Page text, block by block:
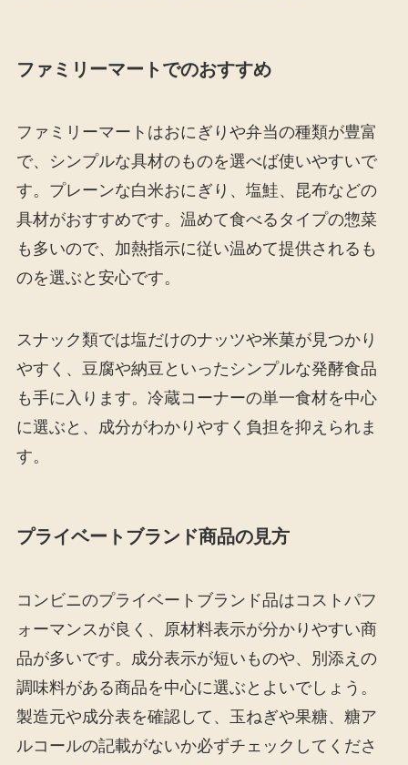
ファミリーマートでのおすすめ
ファミリーマートはおにぎりや弁当の種類が豊富
で、シンプルな具材のものを選べば使いやすいで
す。プレーンな白米おにぎり、塩鮭、昆布などの
具材がおすすめです。温めて食べるタイプの惣菜
も多いので、加熱指示に従い温めて提供されるも
のを選ぶと安心です。
スナック類では塩だけのナッツや米菓が見つかり
やすく、豆腐や納豆といったシンプルな発酵食品
も手に入ります。冷蔵コーナーの単一食材を中心
に選ぶと、成分がわかりやすく負担を抑えられま
す。
プライベートブランド商品の見方
コンビニのプライベートブランド品はコストパフ
ォーマンスが良く、原材料表示が分かりやすい商
品が多いです。成分表示が短いものや、別添えの
調味料がある商品を中心に選ぶとよいでしょう。
製造元や成分表を確認して、玉ねぎや果糖、糖ア
ルコールの記載がないか必ずチェックしてくださ